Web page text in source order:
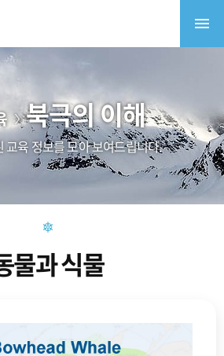
북극의 이해
교육 정보를 모아 보여드립니다.
물과 식물